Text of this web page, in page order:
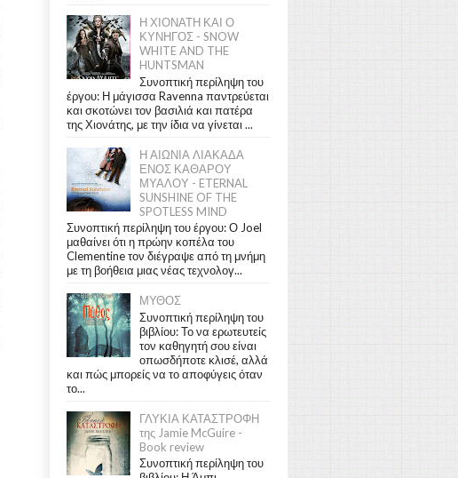
Η ΧΙΟΝΑΤΗ ΚΑΙ Ο
ΚΥΝΗΓΟΣ - SNOW
WHITE AND THE
HUNTSMAN
Συνοπτική περίληψη του
έργου: Η μάγισσα Ravenna παντρεύεται
και σκοτώνει τον βασιλιά και πατέρα
της Χιονάτης, με την ίδια να γίνεται ...
Η ΑΙΩΝΙΑ ΛΙΑΚΑΔΑ
ΕΝΟΣ ΚΑΘΑΡΟΥ
ΜΥΑΛΟΥ - ETERNAL
SUNSHINE OF THE
SPOTLESS MIND
Συνοπτική περίληψη του έργου: Ο Joel
μαθαίνει ότι η πρώην κοπέλα του
Clementine τον διέγραψε από τη μνήμη
με τη βοήθεια μιας νέας τεχνολογ...
ΜΥΘΟΣ
Συνοπτική περίληψη του
βιβλίου: Το να ερωτευτείς
τον καθηγητή σου είναι
οπωσδήποτε κλισέ, αλλά
και πώς μπορείς να το αποφύγεις όταν
το...
ΓΛΥΚΙΑ ΚΑΤΑΣΤΡΟΦΗ
της Jamie McGuire -
Book review
Συνοπτική περίληψη του